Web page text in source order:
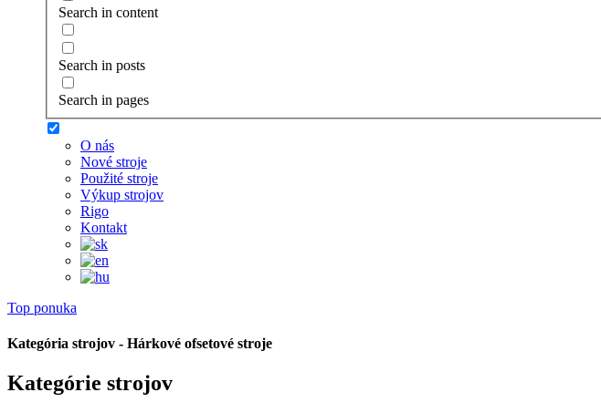
Search in content
Search in posts
Search in pages
O nás
Nové stroje
Použité stroje
Výkup strojov
Rigo
Kontakt
Top ponuka
Kategória strojov - Hárkové ofsetové stroje
Kategórie strojov